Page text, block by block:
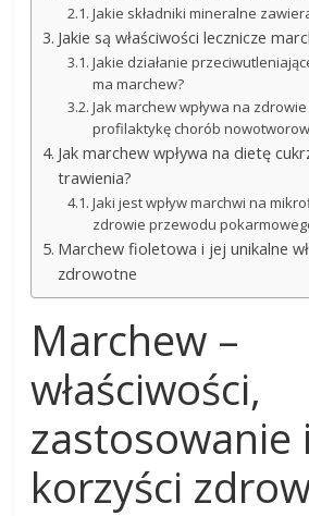
Jakie składniki mineralne
Jakie są właściwości lecznicze
Jakie działanie
ma marchew?
Jak marchew wpływa na
profilaktykę chorób
Jak marchew wpływa na dietę
trawienia?
Jaki jest wpływ marchwi na
zdrowie przewodu
Marchew fioletowa i jej unikalne
zdrowotne
Marchew –
właściwości,
zastosowanie i
korzyści